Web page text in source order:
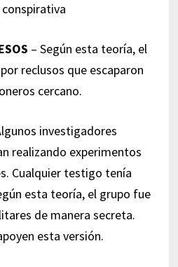
– Según esta teoría, el
reclusos que escaparon
cercano.
investigadores
realizando experimentos
Cualquier testigo tenía
esta teoría, el grupo fue
de manera secreta.
esta versión.